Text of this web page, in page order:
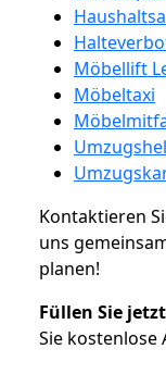
Möbellift
Möbeltaxi
Kontaktieren
uns
planen!
Füllen Sie
Sie kostenlose